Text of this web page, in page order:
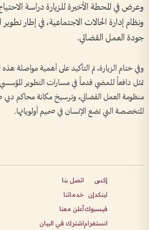
وعرض في المحطة الأخيرة للزيارة دراسة
ونظام إدارة الحالات الاجتماعية، في إطار
جودة العمل القضائي.
وفي ختام الزيارة، تم التأكيد على أهمية مواصلة هذه
تمثل دافعاً للمضي قدماً في مسارات التطوير
منظومة العمل القضائي، وترسيخ مكانة محاكم دبي
المتخصصة التي تضع الإنسان في صميم أولوياتها.
إكس
لينكدإن
فيسبوك
انستغرام
اتصل بنا
خدماتنا
أعلن معنا
اشترك في البيان